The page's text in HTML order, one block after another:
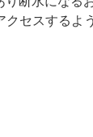
セスするよ